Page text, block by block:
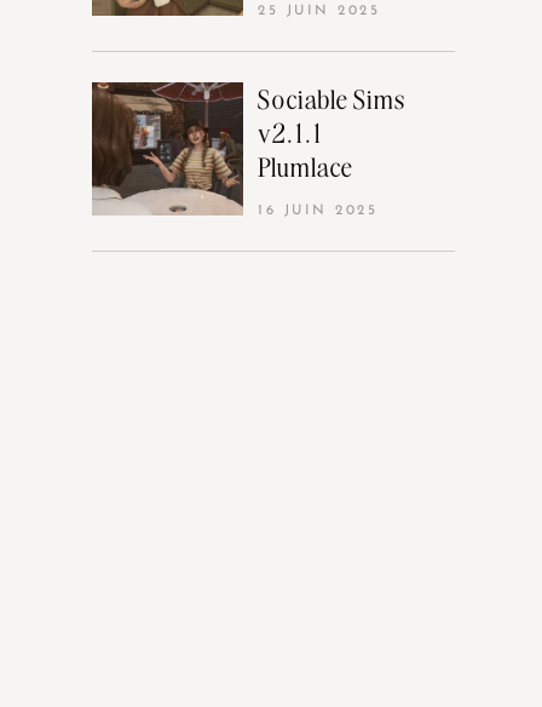
25 JUIN 2025
Sociable Sims
v2.1.1
Plumlace
16 JUIN 2025